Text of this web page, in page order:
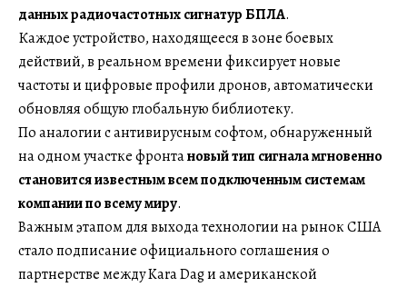
данных радиочастотных сигнатур БПЛА.
Каждое устройство, находящееся в зоне боевых
действий, в реальном времени фиксирует новые
частоты и цифровые профили дронов, автоматически
обновляя общую глобальную библиотеку.
По аналогии с антивирусным софтом, обнаруженный
на одном участке фронтановый тип сигнала мгновенно
становится известным всем подключенным системам
компании по всему миру.
Важным этапом для выхода технологии на рынок США
стало подписание официального соглашения о
партнерстве между Kara Dag и американской